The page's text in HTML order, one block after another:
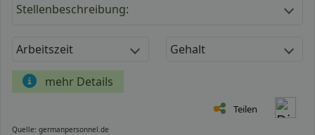
Stellenbeschreibung:
Arbeitszeit Gehalt
mehr Details
Teilen
Quelle: germanpersonnel.de